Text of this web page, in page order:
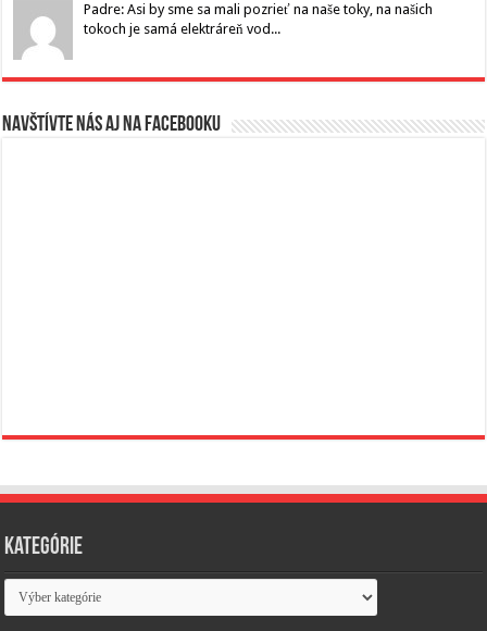
Padre: Asi by sme sa mali pozrieť na naše toky, na našich
tokoch je samá elektráreň vod...
Navštívte nás aj na Facebooku
Kategórie
Kategórie